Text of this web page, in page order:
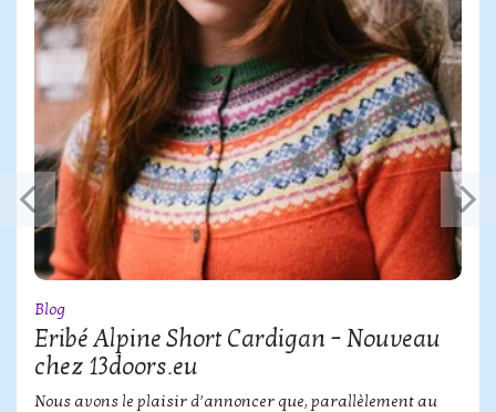
Blog
Eribé Alpine Short Cardigan – Nouveau
chez 13doors.eu
Nous avons le plaisir d’annoncer que, parallèlement au